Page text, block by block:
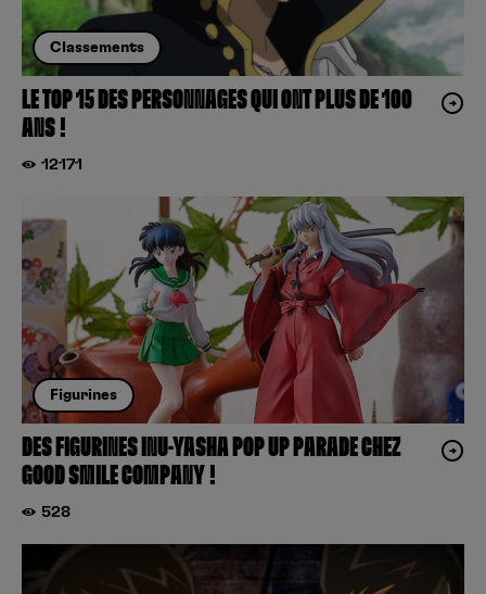
Classements
LE TOP 15 DES PERSONNAGES QUI ONT PLUS DE 100
ANS !
12171
Figurines
DES FIGURINES INU-YASHA POP UP PARADE CHEZ
GOOD SMILE COMPANY !
528